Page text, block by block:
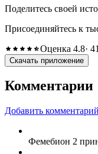
Поделитесь своей
Присоединяйтесь к
Оценка 4.8·
Скачать приложение
Комментарии
Добавить комментарий
Фемебион 2